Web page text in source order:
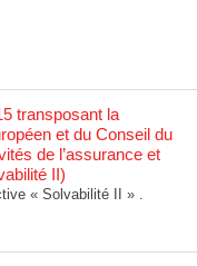
transposant la
et du Conseil du
de l’assurance et
II)
« Solvabilité II » .